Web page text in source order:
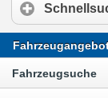
Fahrzeugsuche